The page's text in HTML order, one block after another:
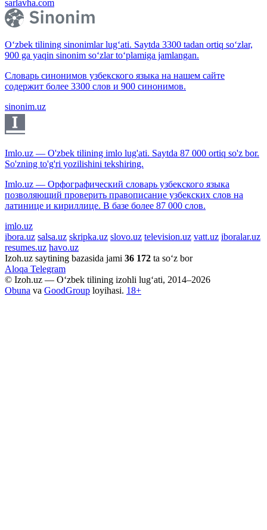
sarlavha.com
O‘zbek tilining sinonimlar lug‘ati. Saytda 3300 tadan ortiq so‘zlar,
900 ga yaqin sinonim so‘zlar to‘plamiga jamlangan.
Словарь синонимов узбекского языка на нашем сайте
содержит более 3300 слов и 900 синонимов.
sinonim.uz
Imlo.uz — O'zbek tilining imlo lug'ati. Saytda 87 000 ortiq so'z bor.
So'zning to'g'ri yozilishini tekshiring.
Imlo.uz — Орфографический словарь узбекского языка
позволяющий проверить правописание узбекских слов на
латинице и кириллице. В базе более 87 000 слов.
imlo.uz
ibora.uz salsa.uz skripka.uz slovo.uz television.uz vatt.uz iboralar.uz
resumes.uz havo.uz
Izoh.uz saytining bazasida jami 36 172 ta so‘z bor
Aloqa Telegram
© Izoh.uz — O‘zbek tilining izohli lug‘ati, 2014–2026
Obuna va GoodGroup loyihasi. 18+